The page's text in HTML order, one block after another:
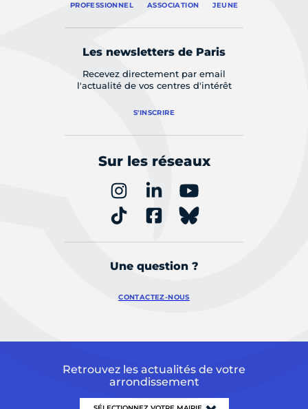
PROFESSIONNEL ASSOCIATION JEUNE
Les newsletters de Paris
Recevez directement par email
l'actualité de vos centres d'intérêt
S'INSCRIRE
Sur les réseaux
Une question ?
CONTACTEZ-NOUS
Retrouvez les actualités de votre
arrondissement